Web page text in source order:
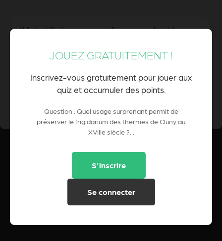
Il fut utilisé comme refuge pendant les
POINTS CUMULÉS : 0 Pts
JOUEZ GRATUITEMENT !
Inscrivez-vous gratuitement pour jouer aux
quiz et accumuler des points.
Question : Quel usage surprenant permit de
préserver le frigidarium des thermes de Cluny au
XVIIIe siècle ?...
S'inscrire
Se connecter